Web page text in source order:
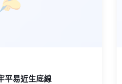
平易近生底線